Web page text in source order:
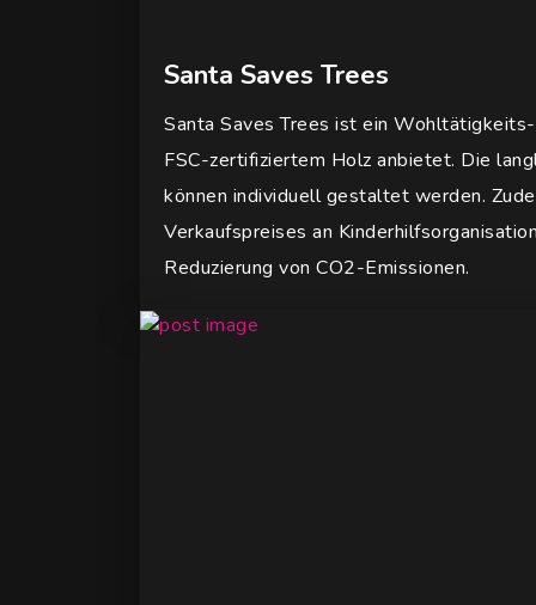
Santa Saves Trees
Santa Saves Trees ist ein
FSC-zertifiziertem Holz anbietet. Die
können individuell gestaltet werden.
Verkaufspreises an
Reduzierung von CO2-Emissionen.